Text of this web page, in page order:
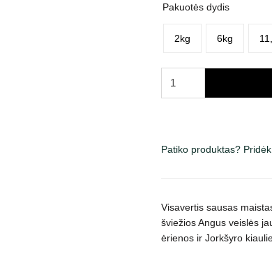
Pakuotės dydis
2kg 6kg
Patiko produktas?
Visavertis sausas
šviežios Angus veislės
ėrienos ir Jorkšyro